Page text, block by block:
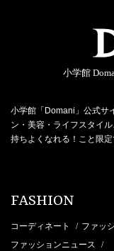
小学館
小学館「Domani」公式サ
ン・美容・ライフスタイ
持ちよくなれる！こと限定
FASHION
コーディネート / ファッ
ファッションニュース /